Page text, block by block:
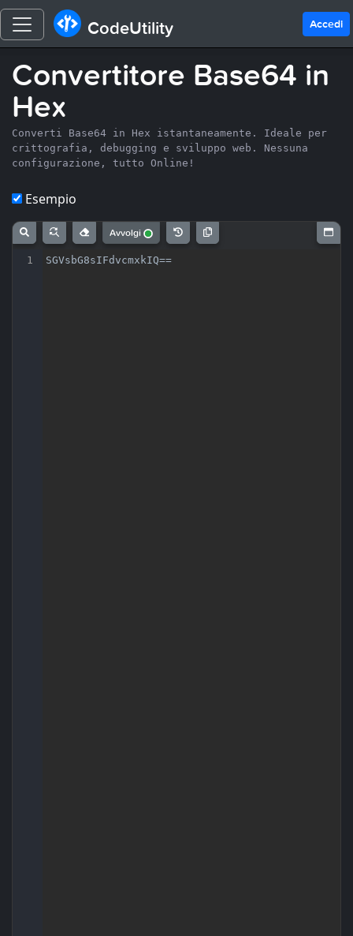
CodeUtility Accedi
Convertitore Base64 in
Hex
Converti Base64 in Hex istantaneamente. Ideale per
crittografia, debugging e sviluppo web. Nessuna
configurazione, tutto Online!
Esempio
Avvolgi
1 SGVsbG8sIFdvcmxkIQ==